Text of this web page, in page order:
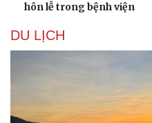
hôn lễ trong bệnh viện
DU LỊCH